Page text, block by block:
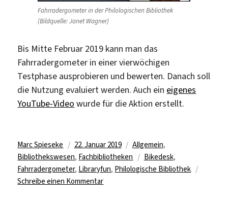
Fahrradergometer in der Philologischen Bibliothek
(Bildquelle: Janet Wagner)
Bis Mitte Februar 2019 kann man das
Fahrradergometer in einer vierwöchigen
Testphase ausprobieren und bewerten. Danach soll
die Nutzung evaluiert werden. Auch ein eigenes
YouTube-Video wurde für die Aktion erstellt.
Autor
Marc Spieseke
Veröffentlicht
am
22. Januar 2019 Kategorien
Allgemein,
Bibliothekswesen, Fachbibliotheken Schlagwörter
Bikedesk,
Fahrradergometer, Libraryfun, Philologische Bibliothek
Schreibe einen Kommentarzu